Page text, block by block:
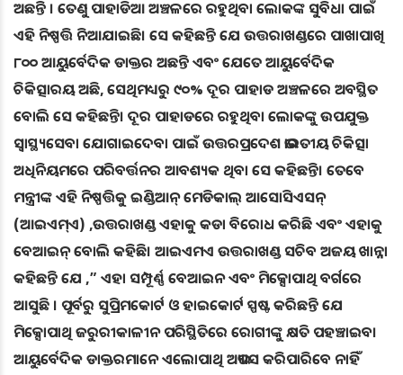
ଅଛନ୍ତି । ତେଣୁ ପାହାଡିଆ ଅଞ୍ଚଳରେ ରହୁଥିବା ଲୋକଙ୍କ ସୁବିଧା ପାଇଁ
ଏହି ନିଷ୍ପତ୍ତି ନିଆଯାଇଛି। ସେ କହିଛନ୍ତି ଯେ ଉତ୍ତରାଖଣ୍ଡରେ ପାଖାପାଖି
୮୦୦ ଆୟୁର୍ବେଦିକ ଡାକ୍ତର ଅଛନ୍ତି ଏବଂ ଯେତେ ଆୟୁର୍ବେଦିକ
ଚିକିତ୍ସାରୟ ଅଛି, ସେଥିମଧ୍ୟରୁ ୯୦% ଦୂର ପାହାଡ ଅଞ୍ଚଳରେ ଅବସ୍ଥିତ
ବୋଲି ସେ କହିଛନ୍ତି। ଦୂର ପାହାଡରେ ରହୁଥିବା ଲୋକଙ୍କୁ ଉପଯୁକ୍ତ
ସ୍ୱାସ୍ଥ୍ୟସେବା ଯୋଗାଇଦେବା ପାଇଁ ଉତ୍ତରପ୍ରଦେଶ ଭାରତୀୟ ଚିକିତ୍ସା
ଅଧିନିୟମରେ ପରିବର୍ତ୍ତନର ଆବଶ୍ୟକ ଥିବା ସେ କହିଛନ୍ତି। ତେବେ
ମନ୍ତ୍ରୀଙ୍କ ଏହି ନିଷ୍ପତ୍ତିକୁ ଇଣ୍ଡିଆନ୍ ମେଡିକାଲ୍ ଆସୋସିଏସନ୍
(ଆଇଏମ୍ଏ) ,ଉତ୍ତରାଖଣ୍ଡ ଏହାକୁ କଡା ବିରୋଧ କରିଛି ଏବଂ ଏହାକୁ
ବେଆଇନ୍ ବୋଲି କହିଛି। ଆଇଏମଏ ଉତ୍ତରାଖଣ୍ଡ ସଚିବ ଅଜୟ ଖାନ୍ନା
କହିଛନ୍ତି ଯେ ,” ଏହା ସମ୍ପୂର୍ଣ୍ଣ ବେଆଇନ ଏବଂ ମିକ୍ସୋପାଥି ବର୍ଗରେ
ଆସୁଛି । ପୂର୍ବରୁ ସୁପ୍ରିମକୋର୍ଟ ଓ ହାଇକୋର୍ଟ ସ୍ପଷ୍ଟ କରିଛନ୍ତି ଯେ
ମିକ୍ସୋପାଥି ଜରୁରୀକାଳୀନ ପରିସ୍ଥିତିରେ ରୋଗୀଙ୍କୁ କ୍ଷତି ପହଞ୍ଚାଇବ।
ଆୟୁର୍ବେଦିକ ଡାକ୍ତରମାନେ ଏଲୋପାଥି ଅଭ୍ୟାସ କରିପାରିବେ ନାହିଁ